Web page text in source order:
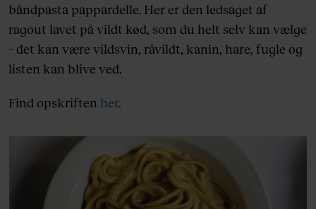
båndpasta pappardelle. Her er den ledsaget af
ragout lavet på vildt kød, som du helt selv kan vælge
– det kan være vildsvin, råvildt, kanin, hare, fugle og
listen kan blive ved.
Find opskriften her.